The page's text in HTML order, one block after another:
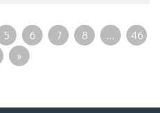
5 6 7 8 ...
46
»